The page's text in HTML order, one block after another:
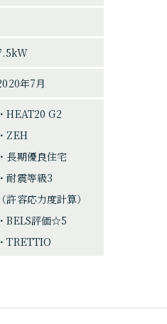
年7月
・HEAT20 G2
・ZEH
・長期優良住宅
・耐震等級3
（許容応力度計算）
・BELS評価☆5
・TRETTIO